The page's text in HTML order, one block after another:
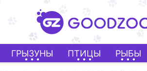
ГРЫЗУНЫ ПТИЦЫ РЫБЫ